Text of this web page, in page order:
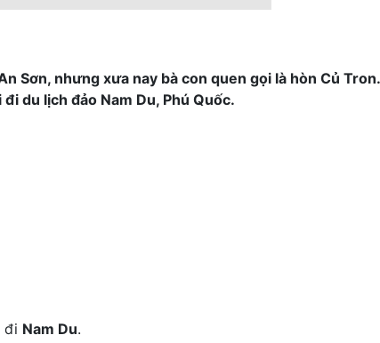
Sơn, nhưng xưa nay bà con quen gọi là hòn Củ Tron.
du lịch đảo Nam Du, Phú Quốc.
đi Nam Du.